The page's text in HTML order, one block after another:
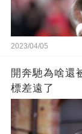
2023/04/05
開奔馳為啥還
標差遠了